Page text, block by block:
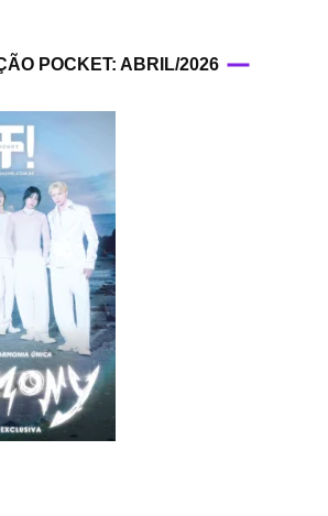
POCKET: ABRIL/2026